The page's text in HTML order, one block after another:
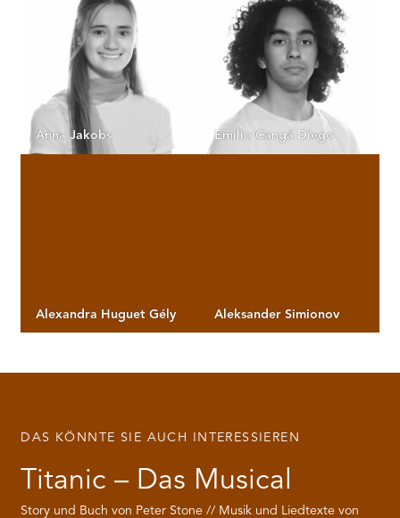
Anna Jakobs Emilio Cangá Diego
Alexandra Huguet Gély Aleksander Simionov
DAS KÖNNTE SIE AUCH INTERESSIEREN
Titanic – Das Musical
Story und Buch von Peter Stone // Musik und Liedtexte von